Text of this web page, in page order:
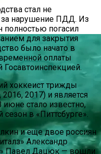
Сбои В
Instagram
стал не
нарушение ПДД. Из
полностью погасил
для закрытия
было начато в
оплаты
хоккеист трижды
2017) и является
стало известно,
в «Питтсбурге».
и еще двое россиян
Александр
Павел Дацюк — вошли